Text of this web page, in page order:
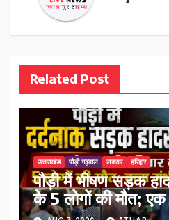
Related Post
उत्तराखंड पौड़ी गढ़वाल लक्सर हरिद्वार
पौड़ी में भीषण सड़क
के 5 लोगों की मौत; एक
घायल…